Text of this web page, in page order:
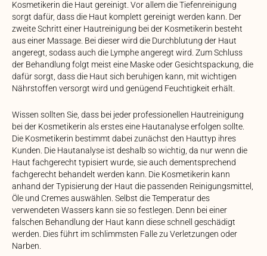
Kosmetikerin die Haut gereinigt. Vor allem die Tiefenreinigung
sorgt dafür, dass die Haut komplett gereinigt werden kann. Der
zweite Schritt einer Hautreinigung bei der Kosmetikerin besteht
aus einer Massage. Bei dieser wird die Durchblutung der Haut
angeregt, sodass auch die Lymphe angeregt wird. Zum Schluss
der Behandlung folgt meist eine Maske oder Gesichtspackung, die
dafür sorgt, dass die Haut sich beruhigen kann, mit wichtigen
Nährstoffen versorgt wird und genügend Feuchtigkeit erhält.
Wissen sollten Sie, dass bei jeder professionellen Hautreinigung
bei der Kosmetikerin als erstes eine Hautanalyse erfolgen sollte.
Die Kosmetikerin bestimmt dabei zunächst den Hauttyp ihres
Kunden. Die Hautanalyse ist deshalb so wichtig, da nur wenn die
Haut fachgerecht typisiert wurde, sie auch dementsprechend
fachgerecht behandelt werden kann. Die Kosmetikerin kann
anhand der Typisierung der Haut die passenden Reinigungsmittel,
Öle und Cremes auswählen. Selbst die Temperatur des
verwendeten Wassers kann sie so festlegen. Denn bei einer
falschen Behandlung der Haut kann diese schnell geschädigt
werden. Dies führt im schlimmsten Falle zu Verletzungen oder
Narben.